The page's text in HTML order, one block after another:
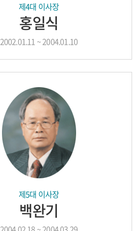
제4대 이사장
홍일식
2002.01.11 ~ 2004.01.10
제5대 이사장
백완기